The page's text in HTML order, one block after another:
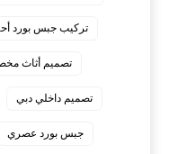
تركيب جبس بورد
تصميم أثاث
تصميم داخلي دبي
جبس بورد عصري